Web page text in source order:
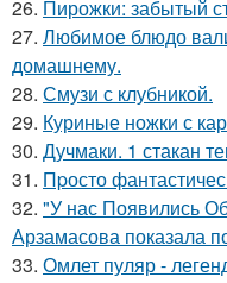
26. Пирожки: забытый
27. Любимое блюдо
домашнему.
28. Смузи с клубникой.
29. Куриные ножки с
30. Дучмаки. 1 стакан
31. Пpосто
32. "У нас Появились
Арзамасова показала
33. Омлет пуляр -